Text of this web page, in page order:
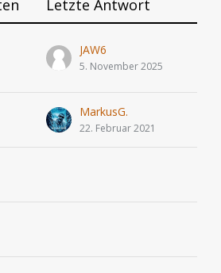
Letzte Antwort
JAW6
5. November 2025
MarkusG.
22. Februar 2021